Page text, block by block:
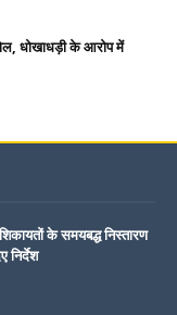
धोखाधड़ी के आरोप में
के समयबद्ध निस्तारण
निर्देश